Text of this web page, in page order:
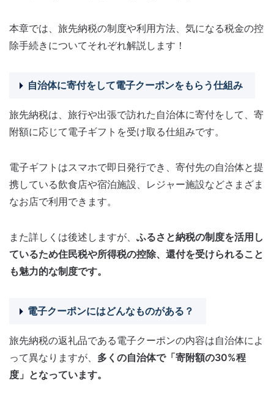
本章では、旅先納税の制度や利用方法、気になる税金の控
除手続きについてそれぞれ解説します！
自治体に寄付をして電子クーポンをもらう仕組み
旅先納税は、旅行や出張で訪れた自治体に寄付をして、寄
附額に応じて電子ギフトを受け取る仕組みです。
電子ギフトはスマホで即日発行でき、寄付先の自治体と提
携している飲食店や宿泊施設、レジャー施設などさまざま
なお店で利用できます。
また詳しくは後述しますが、 ふるさと納税の制度を活用し
ているため住民税や所得税の控除、還付を受けられること
も魅力的な制度です。
電子クーポンにはどんなものがある？
旅先納税の返礼品である電子クーポンの内容は自治体によ
って異なりますが、 多くの自治体で「寄附額の30%程
度」となっています。